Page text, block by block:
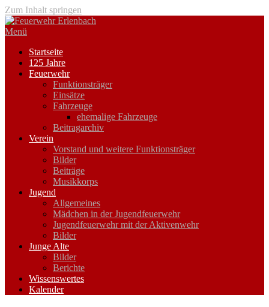
Zum Inhalt springen
Menü
Startseite
125 Jahre
Feuerwehr
Funktionsträger
Einsätze
Fahrzeuge
ehemalige Fahrzeuge
Beitragarchiv
Verein
Vorstand und weitere Funktionsträger
Bilder
Beiträge
Musikkorps
Jugend
Allgemeines
Mädchen in der Jugendfeuerwehr
Jugendfeuerwehr mit der Aktivenwehr
Bilder
Junge Alte
Bilder
Berichte
Wissenswertes
Kalender